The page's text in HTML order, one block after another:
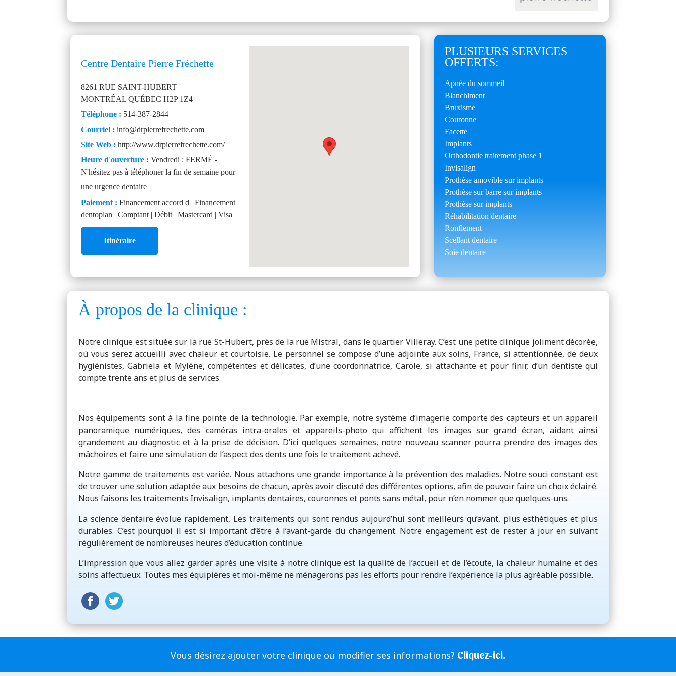
Centre Dentaire Pierre Fréchette
8261 RUE SAINT-HUBERT
MONTRÉALQUÉBEC H2P 1Z4
Téléphone : 514-387-2844
Courriel :info@drpierrefrechette.com
Site Web :http://www.drpierrefrechette.com/
Heure d'ouverture :Vendredi : FERMÉ -
N'hésitez pas à téléphoner la fin de semaine pour
une urgence dentaire
Paiement :Financement accord d | Financement
dentoplan | Comptant | Débit | Mastercard | Visa
Itinéraire
PLUSIEURS SERVICES
OFFERTS:
Apnée du sommeil
Blanchiment
Bruxisme
Couronne
Facette
Implants
Orthodontie traitement phase 1
Invisalign
Prothèse amovible sur implants
Prothèse sur barre sur implants
Prothèse sur implants
Réhabilitation dentaire
Ronflement
Scellant dentaire
Soie dentaire
À propos de la clinique :
Notre clinique est située sur la rue St-Hubert, près de la rue Mistral, dans le quartier Villeray. C’est une petite clinique joliment décorée,
où vous serez accueilli avec chaleur et courtoisie. Le personnel se compose d’une adjointe aux soins, France, si attentionnée, de deux
hygiénistes, Gabriela et Mylène, compétentes et délicates, d’une coordonnatrice, Carole, si attachante et pour finir, d’un dentiste qui
compte trente ans et plus de services.
Nos équipements sont à la fine pointe de la technologie. Par exemple, notre système d’imagerie comporte des capteurs et un appareil
panoramique numériques, des caméras intra-orales et appareils-photo qui affichent les images sur grand écran, aidant ainsi
grandement au diagnostic et à la prise de décision. D’ici quelques semaines, notre nouveau scanner pourra prendre des images des
mâchoires et faire une simulation de l’aspect des dents une fois le traitement achevé.
Notre gamme de traitements est variée. Nous attachons une grande importance à la prévention des maladies. Notre souci constant est
de trouver une solution adaptée aux besoins de chacun, après avoir discuté des différentes options, afin de pouvoir faire un choix éclairé.
Nous faisons les traitements Invisalign, implants dentaires, couronnes et ponts sans métal, pour n’en nommer que quelques-uns.
La science dentaire évolue rapidement, Les traitements qui sont rendus aujourd’hui sont meilleurs qu’avant, plus esthétiques et plus
durables. C’est pourquoi il est si important d’être à l’avant-garde du changement. Notre engagement est de rester à jour en suivant
régulièrement de nombreuses heures d’éducation continue.
L’impression que vous allez garder après une visite à notre clinique est la qualité de l’accueil et de l’écoute, la chaleur humaine et des
soins affectueux. Toutes mes équipières et moi-même ne ménagerons pas les efforts pour rendre l’expérience la plus agréable possible.
Vous désirez ajouter votre clinique ou modifier ses informations? Cliquez-ici.